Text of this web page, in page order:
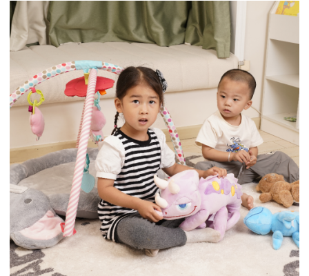
Produkts verbessert wird.